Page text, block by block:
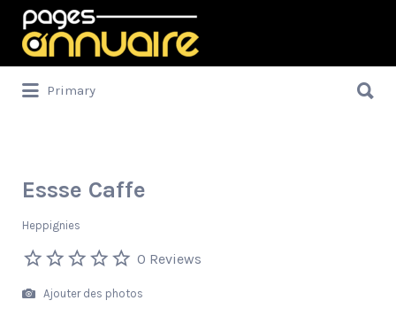
Rechercher:
Primary
Essse Caffe
Heppignies
0 Reviews
Ajouter des photos